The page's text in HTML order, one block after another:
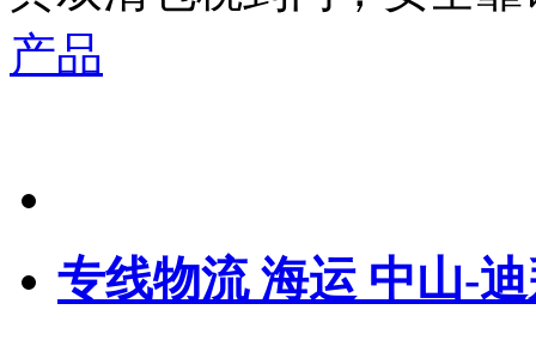
产品
专线物流 海运 中山-